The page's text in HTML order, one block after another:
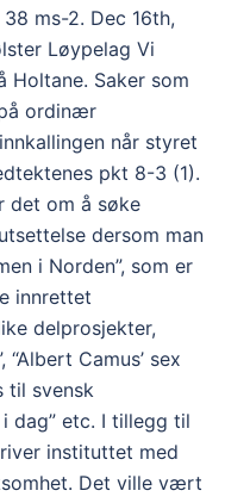
ms-2. Dec 16th,
Løypelag Vi
Holtane. Saker som
ordinær
når styret
pkt 8-3 (1).
det om å søke
dersom man
i Norden”, som er
innrettet
delprosjekter,
Camus’ sex
til svensk
i dag” etc. I tillegg til
instituttet med
Det ville vært